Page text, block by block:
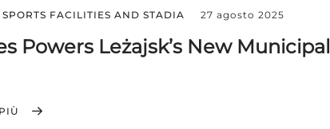
SPORTS FACILITIES AND STADIA 27 agosto 2025
Powers Leżajsk’s New Municipal